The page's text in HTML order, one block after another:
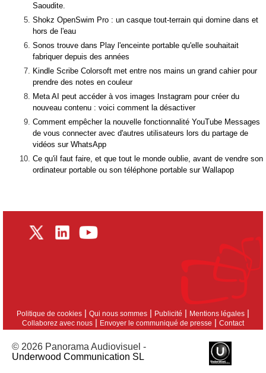
Saoudite.
Shokz OpenSwim Pro : un casque tout-terrain qui domine dans et
hors de l'eau
Sonos trouve dans Play l'enceinte portable qu'elle souhaitait
fabriquer depuis des années
Kindle Scribe Colorsoft met entre nos mains un grand cahier pour
prendre des notes en couleur
Meta AI peut accéder à vos images Instagram pour créer du
nouveau contenu : voici comment la désactiver
Comment empêcher la nouvelle fonctionnalité YouTube Messages
de vous connecter avec d'autres utilisateurs lors du partage de
vidéos sur WhatsApp
Ce qu'il faut faire, et que tout le monde oublie, avant de vendre son
ordinateur portable ou son téléphone portable sur Wallapop
Politique de cookies | Qui nous sommes | Publicité | Mentions légales |
Collaborez avec nous | Envoyer le communiqué de presse | Contact
© 2026 Panorama Audiovisuel -
Underwood Communication SL